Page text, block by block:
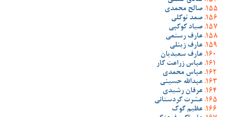
صالح محمدی
صمد توکلی
صیاد کوکبی
عارف رستمی
عارف زینلی
عارف سعیدیان
عباس زراعت کار
عباس محمدی
عبدالله حسینی
عرفان رشیدی
عشرت کردستانی
عظیم گوک